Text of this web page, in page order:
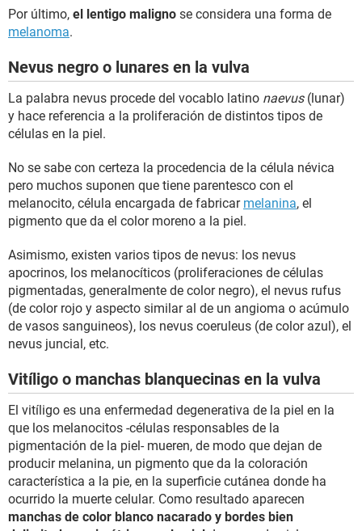
Por último, el lentigo maligno se considera una forma de
melanoma.
Nevus negro o lunares en la vulva
La palabra nevus procede del vocablo latino naevus(lunar)
y hace referencia a la proliferación de distintos tipos de
células en la piel.
No se sabe con certeza la procedencia de la célula névica
pero muchos suponen que tiene parentesco con el
melanocito, célula encargada de fabricar melanina, el
pigmento que da el color moreno a la piel.
Asimismo, existen varios tipos de nevus: los nevus
apocrinos, los melanocíticos (proliferaciones de células
pigmentadas, generalmente de color negro), el nevus rufus
(de color rojo y aspecto similar al de un angioma o acúmulo
de vasos sanguineos), los nevus coeruleus (de color azul), el
nevus juncial, etc.
Vitíligo o manchas blanquecinas en la vulva
El vitíligo es una enfermedad degenerativa de la piel en la
que los melanocitos -células responsables de la
pigmentación de la piel- mueren, de modo que dejan de
producir melanina, un pigmento que da la coloración
característica a la pie, en la superficie cutánea donde ha
ocurrido la muerte celular. Como resultado aparecen
manchas de color blanco nacarado y bordes bien